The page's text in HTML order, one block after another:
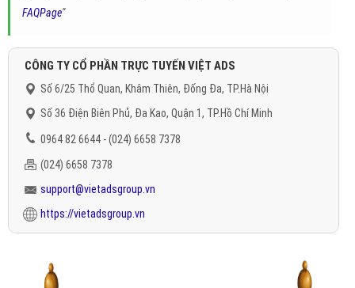
FAQPage"
CÔNG TY CỔ PHẦN TRỰC TUYẾN VIỆT ADS
Số 6/25 Thổ Quan, Khâm Thiên, Đống Đa, TP.Hà Nội
Số 36 Điện Biên Phủ, Đa Kao, Quận 1, TP.Hồ Chí Minh
0964 82 6644 - (024) 6658 7378
(024) 6658 7378
support@vietadsgroup.vn
https://vietadsgroup.vn